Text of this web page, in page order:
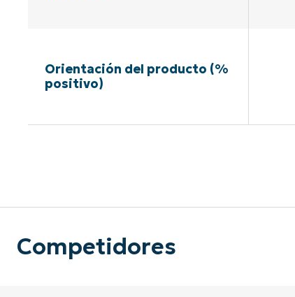
Orientación del producto (%
positivo)
Competidores